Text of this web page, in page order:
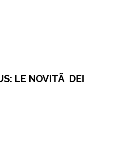
LE NOVITÃ DEI